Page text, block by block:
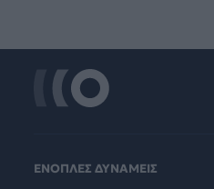
ΕΝΟΠΛΕΣ ΔΥΝΑΜΕΙΣ